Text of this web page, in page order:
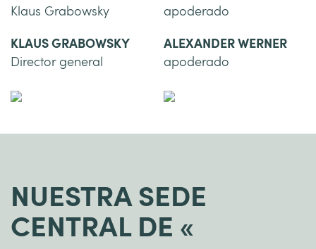
KLAUS GRABOWSKY
Director general
ALEXANDER WERNER
apoderado
NUESTRA SEDE
CENTRAL DE «